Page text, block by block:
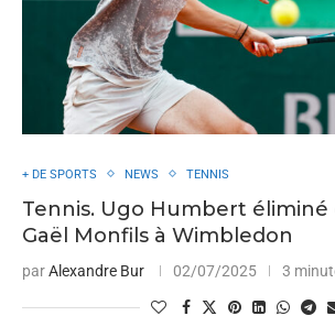
+ DE SPORTS NEWS TENNIS
Tennis. Ugo Humbert éliminé
Gaël Monfils à Wimbledon
parAlexandre Bur 02/07/2025 3